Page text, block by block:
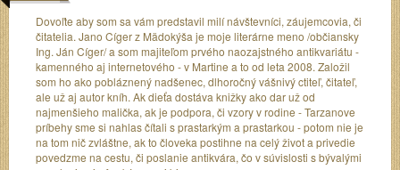
Dovoľte aby som sa vám predstavil milí návštevníci, záujemcovia, či
čitatelia. Jano Cíger z Mädokýša je moje literárne meno /občiansky
Ing. Ján Cíger/ a som majiteľom prvého naozajstného antikvariátu -
kamenného aj internetového - v Martine a to od leta 2008. Založil
som ho ako pobláznený nadšenec, dlhoročný vášnivý ctiteľ, čitateľ,
ale už aj autor kníh. Ak dieťa dostáva knižky ako dar už od
najmenšieho malička, ak je podpora, či vzory v rodine - Tarzanove
príbehy sme si nahlas čítali s prastarkým a prastarkou - potom nie je
na tom nič zvláštne, ak to človeka postihne na celý život a privedie
povedzme na cestu, či poslanie antikvára, čo v súvislosti s bývalými